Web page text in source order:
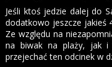
Jeśli ktoś jedzie dalej do
dodatkowo jeszcze jakieś
Ze względu na
na biwak na plaży, jak i
przejechać ten odcinek w